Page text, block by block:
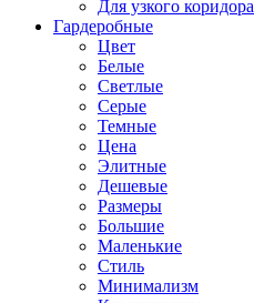
Для узкого коридора
Гардеробные
Цвет
Белые
Светлые
Серые
Темные
Цена
Элитные
Дешевые
Размеры
Большие
Маленькие
Стиль
Минимализм